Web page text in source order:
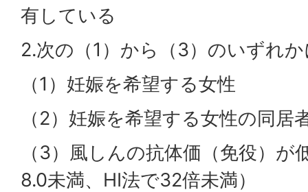
有している
2.次の（1）から（3）のいずれ
（1）妊娠を希望する女性
（2）妊娠を希望する女性の同居
（3）風しんの抗体価（免役）が
8.0未満、HI法で32倍未満）